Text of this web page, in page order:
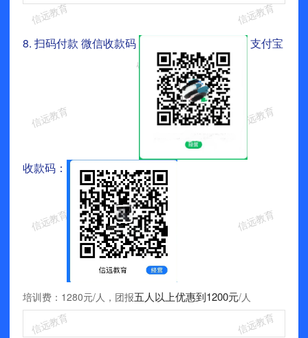
8. 扫码付款 微信收款码 支付宝
收款码：
培训费：1280元/人，团报五人以上优惠到1200元/人